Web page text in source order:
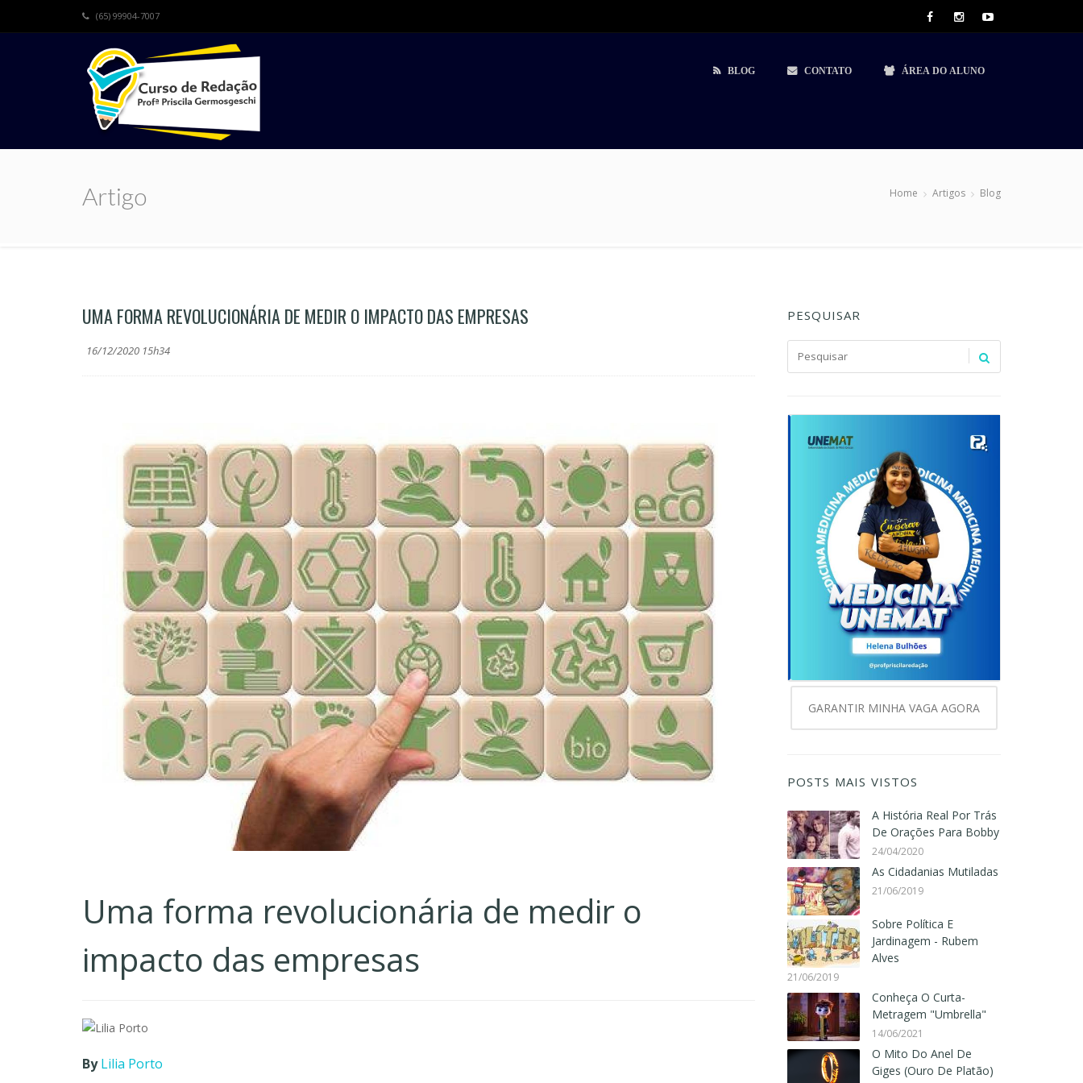
(65) 99904-7007
BLOG CONTATO ÁREA DO ALUNO
Artigo Home Artigos Blog
UMA FORMA REVOLUCIONÁRIA DE MEDIR O IMPACTO DAS EMPRESAS
16/12/2020 15h34
Uma forma revolucionária de medir o
impacto das empresas
By Lilia Porto
PESQUISAR
GARANTIR MINHA VAGA AGORA
POSTS MAIS VISTOS
A História Real Por Trás
De Orações Para Bobby
24/04/2020
As Cidadanias Mutiladas
21/06/2019
Sobre Política E
Jardinagem - Rubem
Alves
21/06/2019
Conheça O Curta-
Metragem "Umbrella"
14/06/2021
O Mito Do Anel De
Giges (Ouro De Platão)